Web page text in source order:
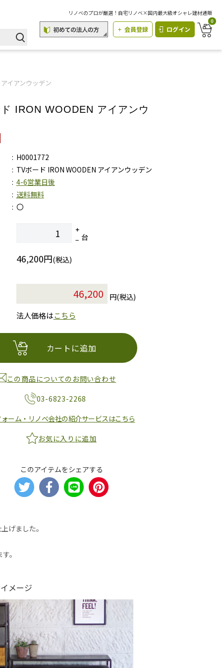
リノベのプロが厳選！自宅リノベ×国内最大級オシャレ建材通販
会員登録 ログイン
0
イアンウッデン
IRON WOODEN アイアンウ
H0001772
TVボード IRON WOODEN アイアンウッデン
4-6営業日後
送料無料
〇
台
46,200円(税込)
円(税込)
法人価格はこちら
カートに追加
この商品についてのお問い合わせ
03-6823-2268
ーム・リノベ会社の紹介サービスはこちら
お気に入りに追加
このアイテムをシェアする
げました。
。
メージ